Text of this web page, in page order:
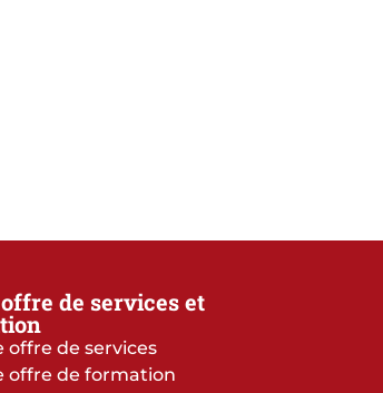
de services et
offre de services
offre de formation